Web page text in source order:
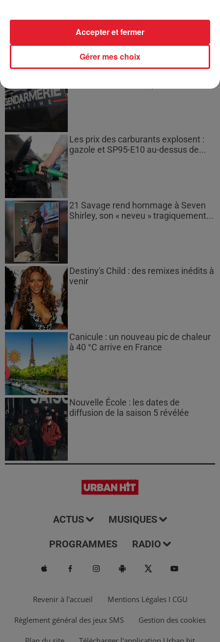
plusieurs semaines avant
l'extinction...
Les prix des carburants explosent :
gazole et SP95-E10 au-dessus de...
21 Savage rend hommage à Seven
Shirley, son « neveu » tragiquement...
Destiny's Child : des remixes inédits à
venir
Canicule : un nouveau pic de chaleur
à 40 °C arrive en France
Nouvelle École : les dates de
diffusion de la saison 5 révélée
ACTUS MUSIQUES
PROGRAMMES RADIO
Revenir à l'accueil Mentions Légales I CGU
Règlement général des jeux SMS Gestion des cookies
Gérer mes choix
Accepter et fermer